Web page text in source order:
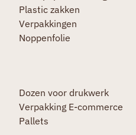
Plastic zakken
Verpakkingen
Noppenfolie
Dozen voor drukwerk
Verpakking E-commerce
Pallets